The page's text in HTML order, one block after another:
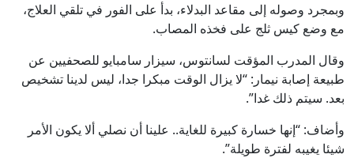
وبمجرد وصوله إلى مقاعد البدلاء، بدأ على الفور في تلقي العلاج،
مع وضع كيس ثلج على فخذه المصاب.
وقال المدرب المؤقت لسانتوس، سيزار سامبايو للصحفيين عن
طبيعة إصابة نيمار: “لا يزال الوقت مبكرا جدا، ليس لدينا تشخيص
بعد. سيتم ذلك غدا”.
وأضاف: “إنها خسارة كبيرة للغاية.. علينا أن نصلي ألا يكون الأمر
شيئا يغيبه لفترة طويلة”.